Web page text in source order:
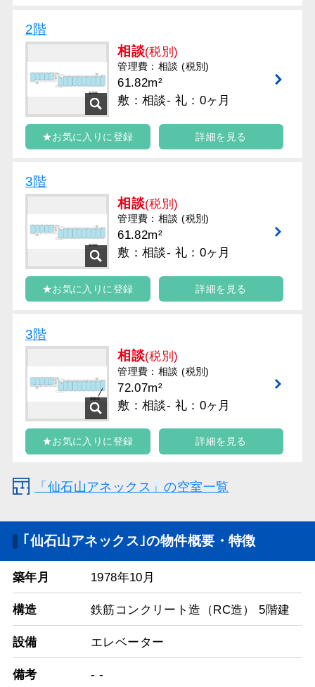
2階
相談(税別)
管理費：相談 (税別)
61.82m²
敷：相談- 礼：0ヶ月
★お気に入りに登録 詳細を見る
3階
相談(税別)
管理費：相談 (税別)
61.82m²
敷：相談- 礼：0ヶ月
★お気に入りに登録 詳細を見る
3階
相談(税別)
管理費：相談 (税別)
72.07m²
敷：相談- 礼：0ヶ月
★お気に入りに登録 詳細を見る
「仙石山アネックス」の空室一覧
｢仙石山アネックス｣の物件概要・特徴
築年月 1978年10月
構造 鉄筋コンクリート造（RC造） 5階建
設備 エレベーター
備考 - -